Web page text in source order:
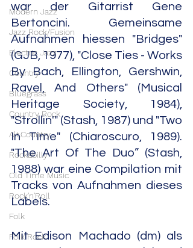
Modern Jazz
Jazz Rock/Fusion
Electric Jazz
Country
Bluegrass
Country Rock
Alt.Country
Rockabilly
Old Time Music
Rock'n'Roll
Folk
Folk Rock
war der Gitarrist Gene
Bertoncini. Gemeinsame
Aufnahmen hiessen "Bridges"
(GJB, 1977), "Close Ties - Works
By Bach, Ellington, Gershwin,
Ravel, And Others" (Musical
Heritage Society, 1984),
"Strollin'" (Stash, 1987) und "Two
In Time" (Chiaroscuro, 1989).
"The Art Of The Duo” (Stash,
1988) war eine Compilation mit
Tracks von Aufnahmen dieses
Labels.
Mit Edison Machado (dm) als